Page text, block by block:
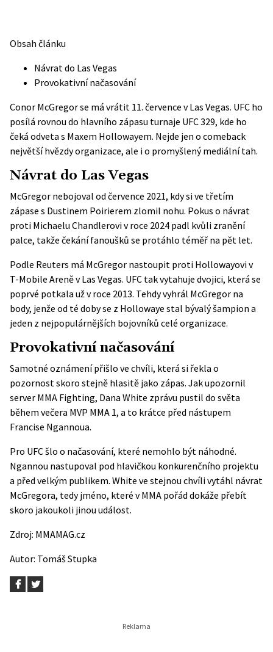
Obsah článku
Návrat do Las Vegas
Provokativní načasování
Conor McGregor se má vrátit 11. července v Las Vegas. UFC ho
posílá rovnou do hlavního zápasu turnaje UFC 329, kde ho
čeká odveta s Maxem Hollowayem. Nejde jen o comeback
největší hvězdy organizace, ale i o promyšlený mediální tah.
Návrat do Las Vegas
McGregor nebojoval od července 2021, kdy si ve třetím
zápase s Dustinem Poirierem zlomil nohu. Pokus o návrat
proti Michaelu Chandlerovi v roce 2024 padl kvůli zranění
palce, takže čekání fanoušků se protáhlo téměř na pět let.
Podle Reuters má McGregor nastoupit proti Hollowayovi v
T-Mobile Areně v Las Vegas. UFC tak vytahuje dvojici, která se
poprvé potkala už v roce 2013. Tehdy vyhrál McGregor na
body, jenže od té doby se z Hollowaye stal bývalý šampion a
jeden z nejpopulárnějších bojovníků celé organizace.
Provokativní načasování
Samotné oznámení přišlo ve chvíli, která si řekla o
pozornost skoro stejně hlasitě jako zápas. Jak upozornil
server MMA Fighting, Dana White zprávu pustil do světa
během večera MVP MMA 1, a to krátce před nástupem
Francise Ngannoua.
Pro UFC šlo o načasování, které nemohlo být náhodné.
Ngannou nastupoval pod hlavičkou konkurenčního projektu
a před velkým publikem. White ve stejnou chvíli vytáhl návrat
McGregora, tedy jméno, které v MMA pořád dokáže přebít
skoro jakoukoli jinou událost.
Zdroj: MMAMAG.cz
Autor: Tomáš Stupka